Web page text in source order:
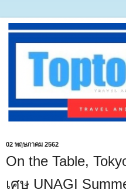
02 พฤษภาคม 2562
On the Table,
เศษ UNAGI